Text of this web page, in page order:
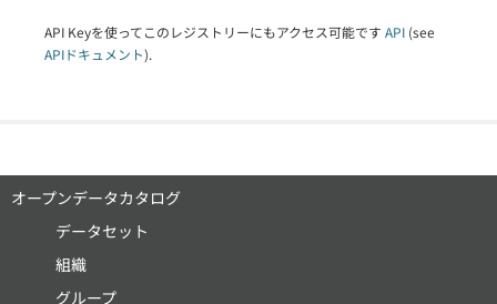
API Keyを使ってこのレジストリーにもアクセス可能です API (see
APIドキュメント).
オープンデータカタログ
データセット
組織
グループ